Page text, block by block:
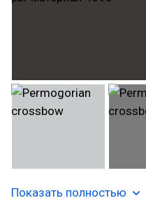
Показать полностью